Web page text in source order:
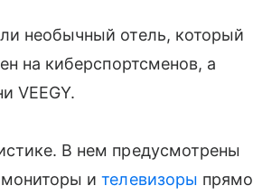
необычный отель, который
на киберспортсменов, а
VEEGY.
В нем предусмотрены
мониторы ителевизоры прямо